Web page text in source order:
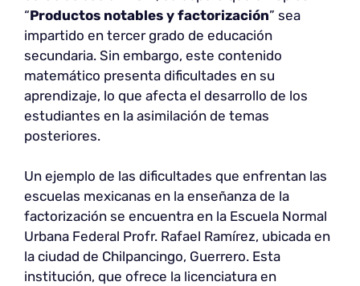
“Productos notables y factorización” sea
impartido en tercer grado de educación
secundaria. Sin embargo, este contenido
matemático presenta dificultades en su
aprendizaje, lo que afecta el desarrollo de los
estudiantes en la asimilación de temas
posteriores.
Un ejemplo de las dificultades que enfrentan las
escuelas mexicanas en la enseñanza de la
factorización se encuentra en la Escuela Normal
Urbana Federal Profr. Rafael Ramírez, ubicada en
la ciudad de Chilpancingo, Guerrero. Esta
institución, que ofrece la licenciatura en